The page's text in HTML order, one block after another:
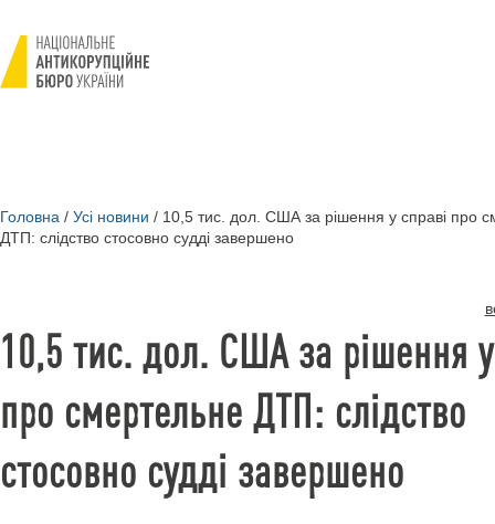
Головна / Усі новини / 10,5 тис. дол. США за рішення у справі про
ДТП: слідство стосовно судді завершено
10,5 тис. дол. США за рішення
про смертельне ДТП: слідство
стосовно судді завершено